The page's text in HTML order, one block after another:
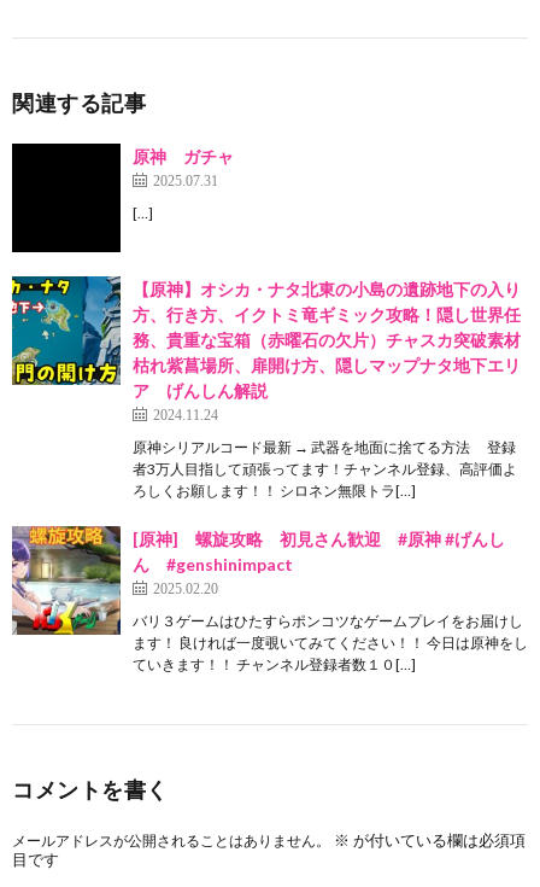
関連する記事
原神 ガチャ
2025.07.31
[…]
【原神】オシカ・ナタ北東の小島の遺跡地下の入り
方、行き方、イクトミ竜ギミック攻略！隠し世界任
務、貴重な宝箱（赤曜石の欠片）チャスカ突破素材
枯れ紫菖場所、扉開け方、隠しマップナタ地下エリ
ア げんしん解説
2024.11.24
原神シリアルコード最新 → 武器を地面に捨てる方法 登録
者3万人目指して頑張ってます！チャンネル登録、高評価よ
ろしくお願します！！ シロネン無限トラ[…]
[原神] 螺旋攻略 初見さん歓迎 #原神 #げんし
ん #genshinimpact
2025.02.20
バリ３ゲームはひたすらポンコツなゲームプレイをお届けし
ます！ 良ければ一度覗いてみてください！！ 今日は原神をし
ていきます！！ チャンネル登録者数１０[…]
コメントを書く
メールアドレスが公開されることはありません。 ※ が付いている欄は必須項
目です